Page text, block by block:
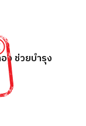
ง ช่วยบำรุง